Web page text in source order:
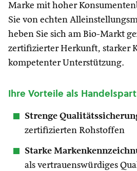
Marke mit hoher
Sie von echten
heben Sie sich am Bio-Markt
zertifizierter Herkunft, starker
kompetenter Unterstützung.
Ihre Vorteile als
Strenge
zertifizierten Rohstoffen
Starke
als vertrauenswürdiges